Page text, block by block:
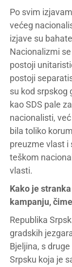
Po svim
većeg
izjave su
Nacionalizmi
postoji
postoji
su kod srpskog
kao SDS pale
nacionalisti,
bila toliko
preuzme vlast i
teškom
vlasti.
Kako je
kampanju,
Republika
gradskih
Bjeljina, s
Srpsku koja je